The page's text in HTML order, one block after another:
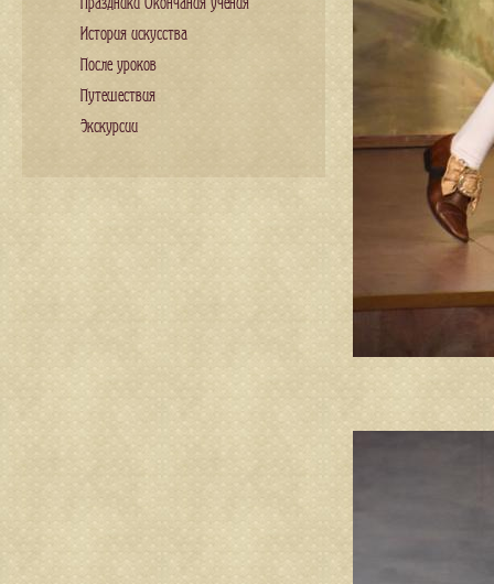
Праздники Окончания учения
История искусства
После уроков
Путешествия
Экскурсии